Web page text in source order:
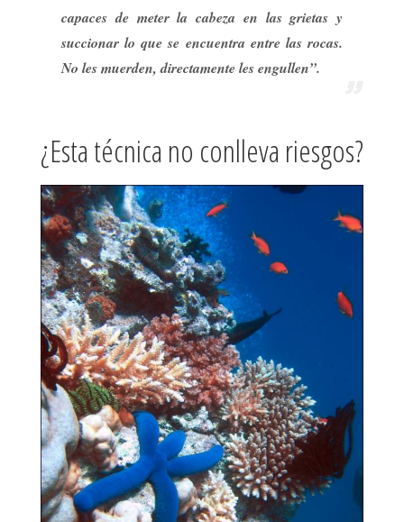
capaces de meter la cabeza en las grietas y
succionar lo que se encuentra entre las rocas.
No les muerden, directamente les engullen”.
¿Esta técnica no conlleva riesgos?